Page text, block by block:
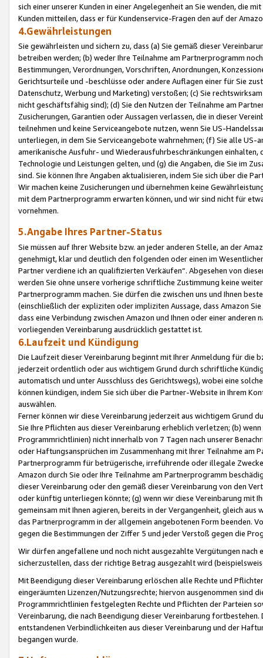
sich einer unserer Kunden in einer Angelegenheit an Sie wenden, die
Kunden mitteilen, dass er für Kundenservice-Fragen den auf der
4.Gewährleistungen
Sie gewährleisten und sichern zu, dass (a) Sie gemäß dieser
betreiben werden; (b) weder Ihre Teilnahme am Partnerprogramm
Bestimmungen, Verordnungen, Vorschriften, Anordnungen,
Gerichtsurteile und -beschlüsse oder andere Auflagen einer für Sie
Datenschutz, Werbung und Marketing) verstoßen; (c) Sie
nicht geschäftsfähig sind); (d) Sie den Nutzen der Teilnahme am
Zusicherungen, Garantien oder Aussagen verlassen, die in dieser
teilnehmen und keine Serviceangebote nutzen, wenn Sie US-
unterliegen, in dem Sie Serviceangebote wahrnehmen; (f) Sie alle
amerikanische Ausfuhr- und Wiederausfuhrbeschränkungen
Technologie und Leistungen gelten, und (g) die Angaben, die Sie im
sind. Sie können Ihre Angaben aktualisieren, indem Sie sich über die
Wir machen keine Zusicherungen und übernehmen keine
mit dem Partnerprogramm erwarten können, und wir sind nicht für
vornehmen.
5.Angabe Ihres Partner-Status
Sie müssen auf Ihrer Website bzw. an jeder anderen Stelle, an der
genehmigt, klar und deutlich den folgenden oder einen im
Partner verdiene ich an qualifizierten Verkäufen“. Abgesehen von
werden Sie ohne unsere vorherige schriftliche Zustimmung keine
Partnerprogramm machen. Sie dürfen die zwischen uns und Ihnen
(einschließlich der expliziten oder impliziten Aussage, dass Amazon
dass eine Verbindung zwischen Amazon und Ihnen oder einer
vorliegenden Vereinbarung ausdrücklich gestattet ist.
6.Laufzeit und Kündigung
Die Laufzeit dieser Vereinbarung beginnt mit Ihrer Anmeldung für die
jederzeit ordentlich oder aus wichtigem Grund durch schriftliche
automatisch und unter Ausschluss des Gerichtswegs), wobei eine
können kündigen, indem Sie sich über die Partner-Website in Ihrem
auswählen.
Ferner können wir diese Vereinbarung jederzeit aus wichtigem Grund
Sie Ihre Pflichten aus dieser Vereinbarung erheblich verletzen; (b)
Programmrichtlinien) nicht innerhalb von 7 Tagen nach unserer
oder Haftungsansprüchen im Zusammenhang mit Ihrer Teilnahme am
Partnerprogramm für betrügerische, irreführende oder illegale
Amazon durch Sie oder Ihre Teilnahme am Partnerprogramm
dieser Vereinbarung oder den gemäß dieser Vereinbarung von den
oder künftig unterliegen könnte; (g) wenn wir diese Vereinbarung mit
gemeinsam mit Ihnen agieren, bereits in der Vergangenheit, gleich
das Partnerprogramm in der allgemein angebotenen Form beenden.
gegen die Bestimmungen der Ziffer 5 und jeder Verstoß gegen die
Wir dürfen angefallene und noch nicht ausgezahlte Vergütungen
sicherzustellen, dass der richtige Betrag ausgezahlt wird
Mit Beendigung dieser Vereinbarung erlöschen alle Rechte und
eingeräumten Lizenzen/Nutzungsrechte; hiervon ausgenommen sind
Programmrichtlinien festgelegten Rechte und Pflichten der Parteien
Vereinbarung, die nach Beendigung dieser Vereinbarung
entstandenen Verbindlichkeiten aus dieser Vereinbarung und der
begangen wurde.